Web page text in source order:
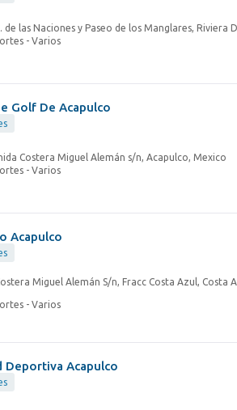
de las Naciones y Paseo de los Manglares, Riviera
- Varios
Golf De Acapulco
Costera Miguel Alemán s/n, Acapulco, Mexico
- Varios
Acapulco
Miguel Alemán S/n, Fracc Costa Azul, Costa
- Varios
Deportiva Acapulco